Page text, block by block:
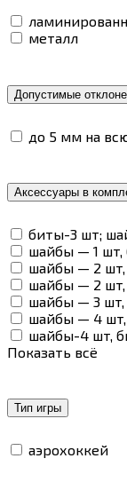
металл
Допустимые
до 5 мм на
Аксессуары в
биты-3 шт;
шайбы — 1
шайбы — 2
шайбы — 2 шт,
шайбы — 3
шайбы — 4
шайбы-4 шт,
Показать всё
Тип игры
аэрохоккей